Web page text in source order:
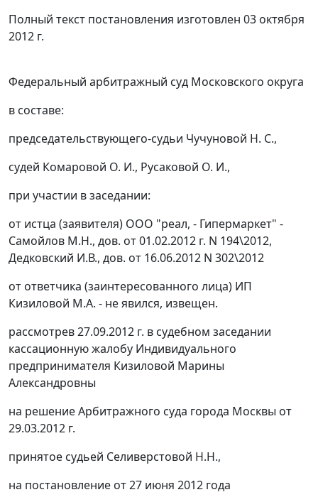
Полный текст постановления изготовлен 03 октября
2012 г.
Федеральный арбитражный суд Московского округа
в составе:
председательствующего-судьи Чучуновой Н. С.,
судей Комаровой О. И., Русаковой О. И.,
при участии в заседании:
от истца (заявителя) ООО "реал, - Гипермаркет" -
Самойлов М.Н., дов. от 01.02.2012 г. N 194\2012,
Дедковский И.В., дов. от 16.06.2012 N 302\2012
от ответчика (заинтересованного лица) ИП
Кизиловой М.А. - не явился, извещен.
рассмотрев 27.09.2012 г. в судебном заседании
кассационную жалобу Индивидуального
предпринимателя Кизиловой Марины
Александровны
на решение Арбитражного суда города Москвы от
29.03.2012 г.
принятое судьей Селиверстовой Н.Н.,
на постановление от 27 июня 2012 года